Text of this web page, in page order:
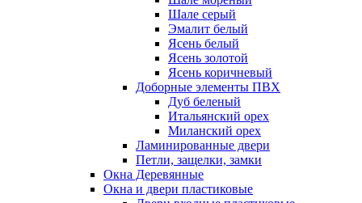
Шале серый
Эмалит белый
Ясень белый
Ясень золотой
Ясень коричневый
Доборные элементы ПВХ
Дуб беленый
Итальянский орех
Миланский орех
Ламинированные двери
Петли, защелки, замки
Окна Деревянные
Окна и двери пластиковые